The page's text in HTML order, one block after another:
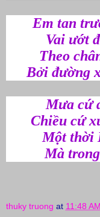
Em tan
Vai ướt
Theo
Bởi đường
Mưa cứ
Chiều cứ
Một thời
Mà
thuky truong at 11:48 AM